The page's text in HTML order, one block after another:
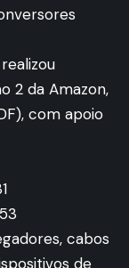
2 da Amazon,
com apoio
cabos
de